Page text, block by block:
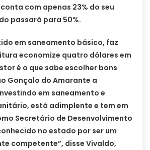
com apenas 23% do seu
passará para 50%.
em saneamento básico, faz
economize quatro dólares em
é o que sabe escolher bons
Gonçalo do Amarante a
em saneamento e
está adimplente e tem em
Secretário de Desenvolvimento
no estado por ser um
competente”, disse Vivaldo,